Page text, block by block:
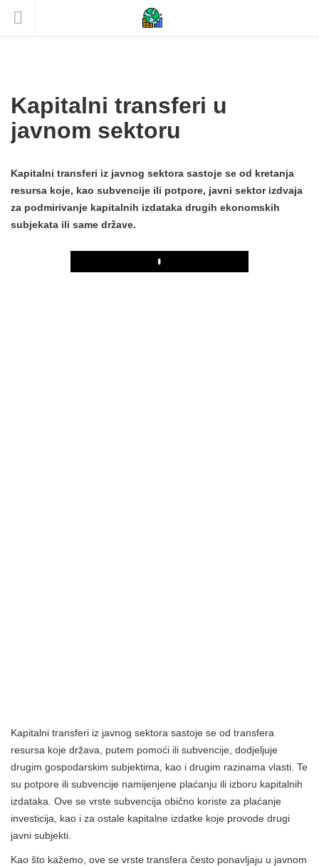
Kapitalni transferi u
javnom sektoru
Kapitalni transferi iz javnog sektora sastoje se od kretanja
resursa koje, kao subvencije ili potpore, javni sektor izdvaja
za podmirivanje kapitalnih izdataka drugih ekonomskih
subjekata ili same države.
Play
Kapitalni transferi iz javnog sektora sastoje se od transfera
resursa koje država, putem pomoći ili subvencije, dodjeljuje
drugim gospodarskim subjektima, kao i drugim razinama vlasti. Te
su potpore ili subvencije namijenjene plaćanju ili izboru kapitalnih
izdataka. Ove se vrste subvencija obično koriste za plaćanje
investicija, kao i za ostale kapitalne izdatke koje provode drugi
javni subjekti.
Kao što kažemo, ove se vrste transfera često ponavljaju u javnom